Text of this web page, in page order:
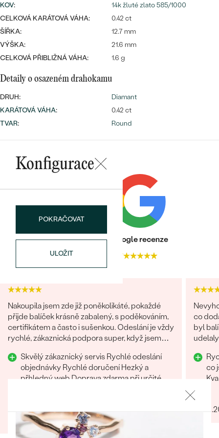
Nejprodávanější
snubní prsteny
PROHLÉDNOUT
DLE MATERIÁLU
ZLATO
PLATINA
STŘÍBRO
Wave kolekce
PROHLÉDNOUT
S DRAHOKAMY
S LAB-GROWN DIAMANTY
DLE STYLU
PERSONALIZOVANÉ
SYMBOLICKÉ
MINIMALISTICKÉ
PODLE PŘÍLEŽITOSTI
PODLE BARVY
PODLE TVARU KAMENE
NA MÍRU
Nejprodávanější
náušnice
CENOVĚ DOSTUPNÉ
LUXUSNÍ
Personalizované
přívěsky
OBJEVIT
LUXUSNÍ
Nejprodávanější
prsteny
PROHLÉDNOUT
KOV:
14k žluté zlato 585/1000
CELKOVÁ KARÁTOVÁ VÁHA:
0.42 ct
ŠÍŘKA:
12.7 mm
VÝŠKA:
21.6 mm
CELKOVÁ PŘIBLIŽNÁ VÁHA:
1.6 g
Detaily o osazeném drahokamu
DRUH:
Diamant
KARÁTOVÁ VÁHA:
0.42 ct
TVAR: Round
Konfigurace
POKRAČOVAT
ULOŽIT
Heureka recenze
4.9
Google recenze
4.7
Nakoupila jsem zde již poněkolikáté, pokaždé
přijde balíček krásně zabalený, s poděkováním,
certifikátem a často i sušenkou. Odeslání je vždy
rychlé, zákaznická podpora super, když jsem
Rozhodně tyto šperky doporučuji
Skvělý zákaznický servis Rychlé odeslání
objednávky Rychlé doručení Hezký a
přhledný web Doprava zdarma při určité
Annastasia
17.04.2025
Zobrazit celou recenzi
co
byl
Rychlost
co
Jiří